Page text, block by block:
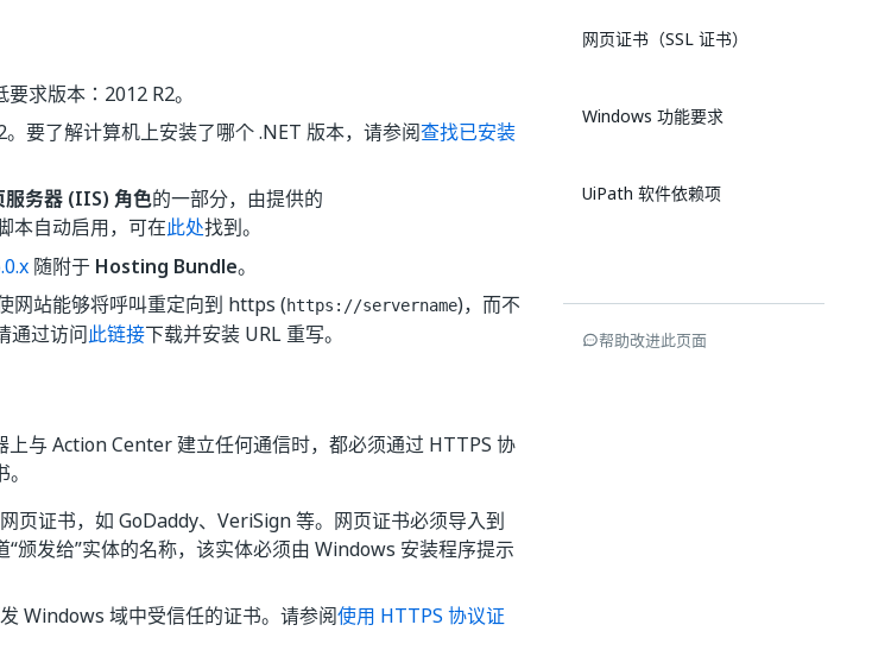
要求版本：2012 R2。
要了解计算机上安装了哪个 .NET 版本，请参阅查找已安装
服务器 (IIS) 角色的一部分，由提供的
本自动启用，可在此处找到。
随附于 Hosting Bundle。
网站能够将呼叫重定向到 https (https://servername)，而不
通过访问此链接下载并安装 URL 重写。
与 Action Center 建立任何通信时，都必须通过 HTTPS 协
页证书，如 GoDaddy、VeriSign 等。网页证书必须导入到
颁发给”实体的名称，该实体必须由 Windows 安装程序提示
Windows 域中受信任的证书。请参阅使用 HTTPS 协议证
网页证书（SSL 证书）
Windows 功能要求
UiPath 软件依赖项
帮助改进此页面